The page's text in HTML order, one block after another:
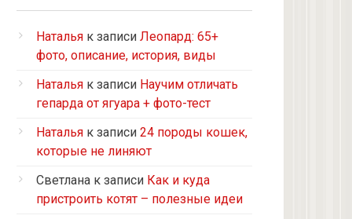
на улице котенком подобрала
Кот и кошка с улицы
Нибелунг
Европейская короткошерстная
Рэгдолл
Турецкий ван
5 кошек и 2 кота, все с улицы, но
2 кошки с улицы
Бомбейская
Наталья к записи Леопард: 65+
фото, описание, история, виды
Наталья к записи Научим отличать
гепарда от ягуара + фото-тест
Наталья к записи 24 породы кошек,
которые не линяют
Светлана к записи Как и куда
пристроить котят – полезные идеи